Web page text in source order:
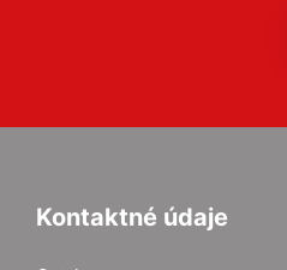
Kontaktné údaje